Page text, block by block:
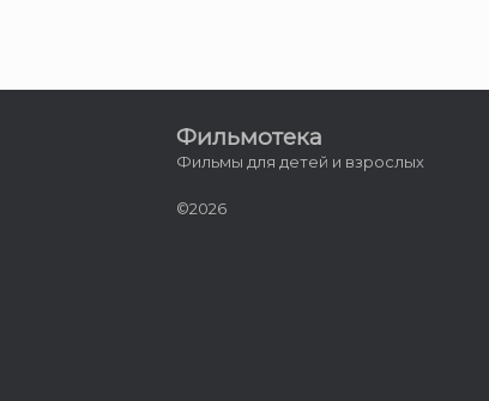
Фильмотека
Фильмы для детей и взрослых
©2026